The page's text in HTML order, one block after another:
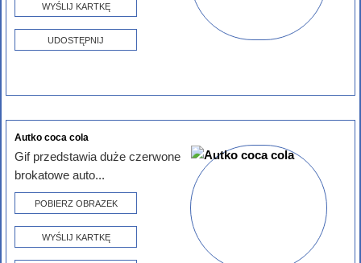
WYŚLIJ KARTKĘ
UDOSTĘPNIJ
Autko coca cola
Gif przedstawia duże czerwone
brokatowe auto...
POBIERZ OBRAZEK
WYŚLIJ KARTKĘ